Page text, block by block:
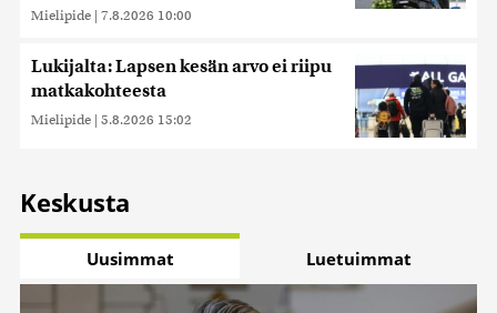
Mielipide | 7.8.2026 10:00
Lukijalta: Lapsen kesän arvo ei riipu
matkakohteesta
Mielipide | 5.8.2026 15:02
Keskusta
Uusimmat Luetuimmat